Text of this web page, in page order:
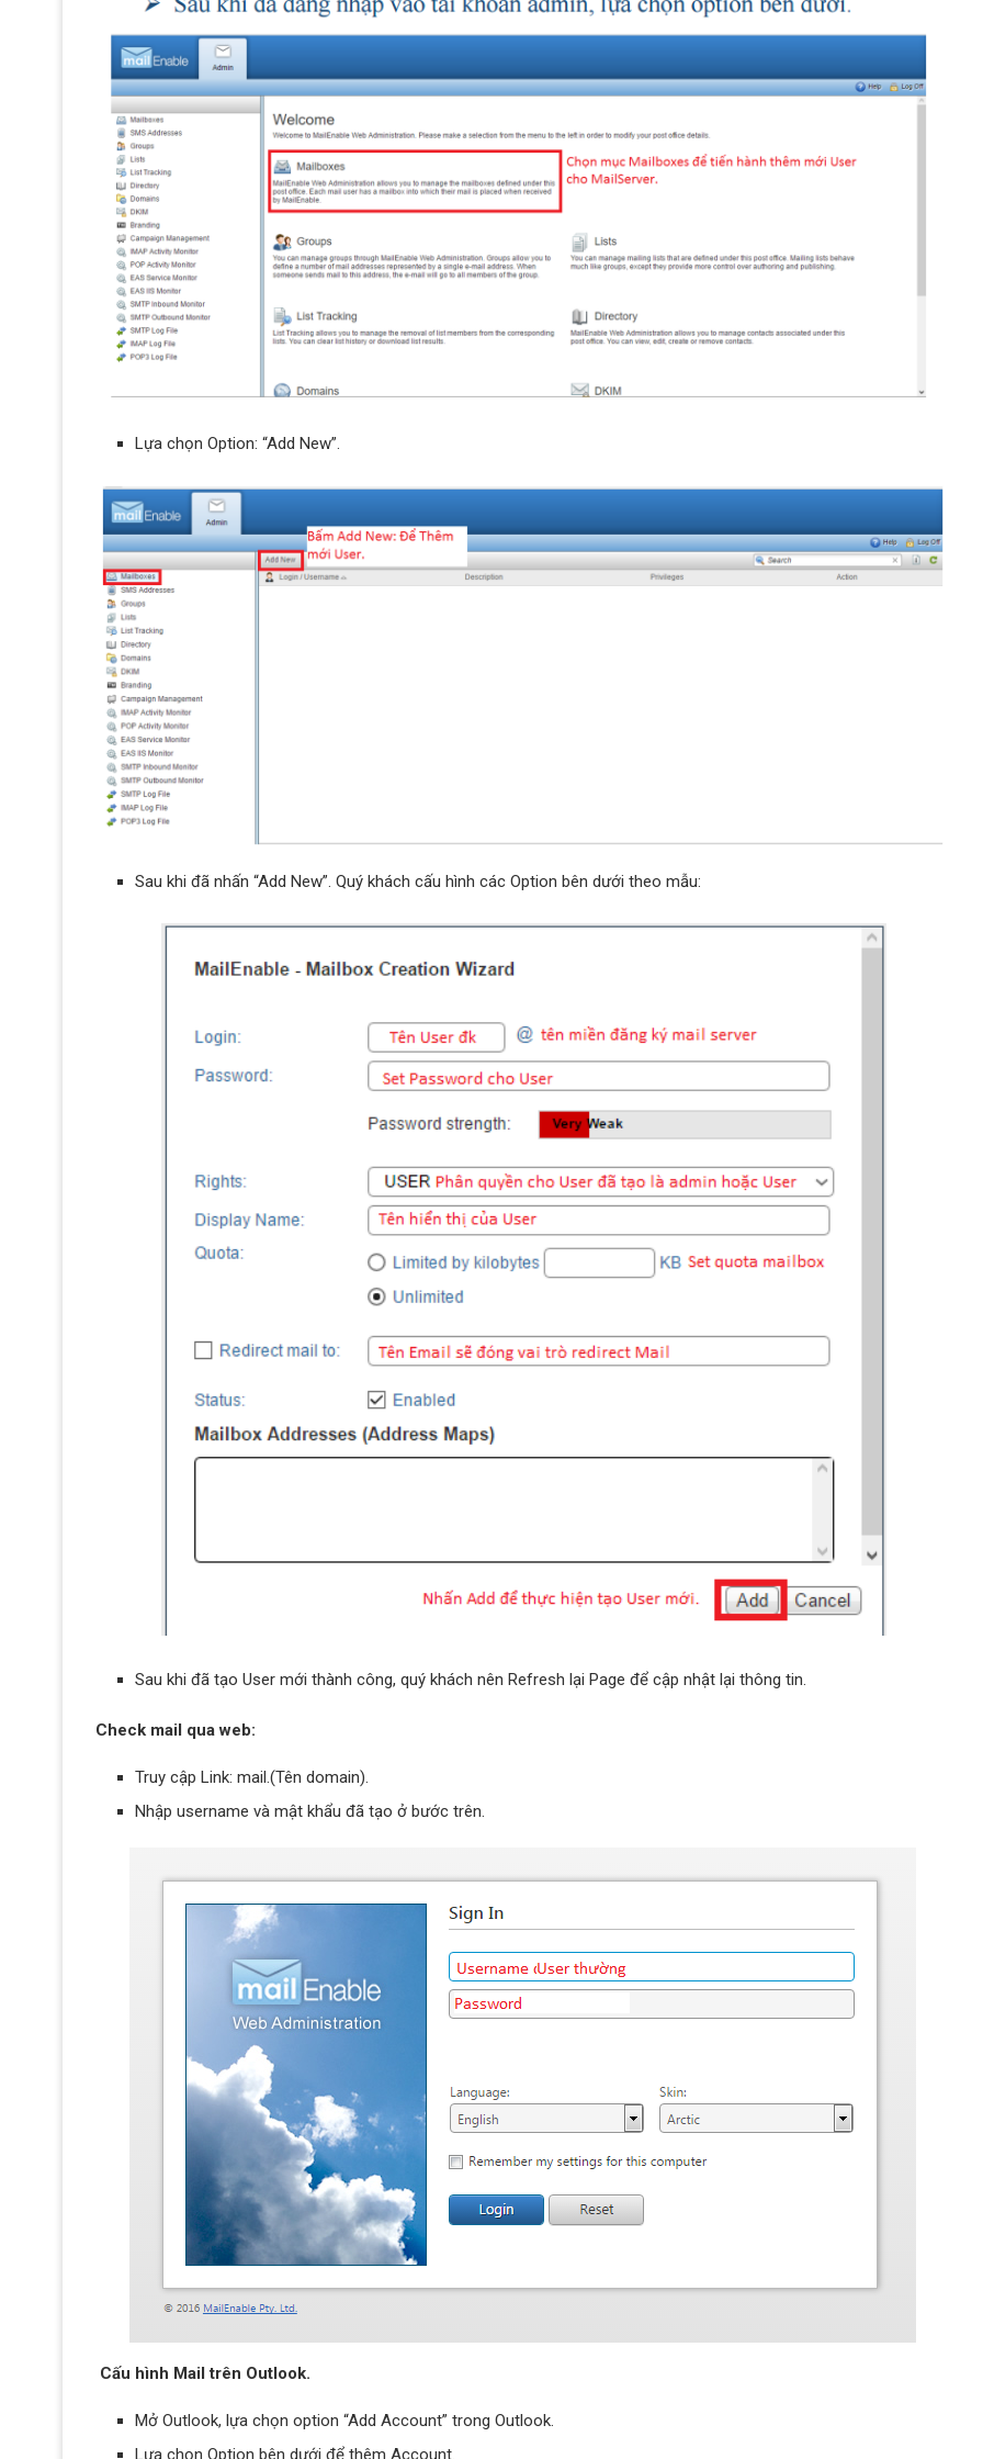
Lựa chọn Option: “Add New”.
Sau khi đã nhấn “Add New”. Quý khách cấu hình các Option bên dưới theo mẫu:
Sau khi đã tạo User mới thành công, quý khách nên Refresh lại Page để cập nhật lại thông tin.
Check mail qua web:
Truy cập Link: mail.(Tên domain).
Nhập username và mật khẩu đã tạo ở bước trên.
Cấu hình Mail trên Outlook.
Mở Outlook, lựa chọn option “Add Account” trong Outlook.
Lựa chọn Option bên dưới để thêm Account.